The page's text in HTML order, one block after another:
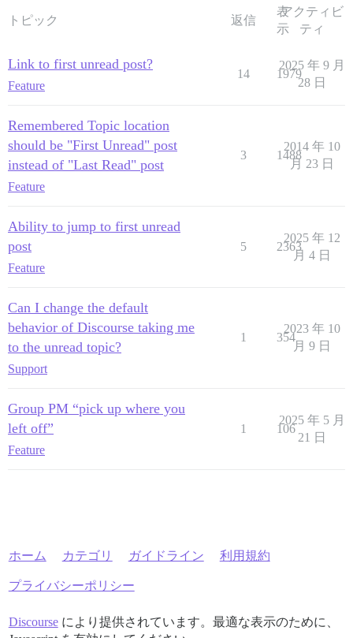
トピック 返信
表
示
アクティビ
ティ
Link to first unread post?
Feature
14 1979
2025 年 9 月
28 日
Remembered Topic location
should be "First Unread" post
instead of "Last Read" post
Feature
3 1488
2014 年 10
月 23 日
Ability to jump to first unread
post
Feature
5 2363
2025 年 12
月 4 日
Can I change the default
behavior of Discourse taking me
to the unread topic?
Support
1 354
2023 年 10
月 9 日
Group PM “pick up where you
left off”
Feature
1 106
2025 年 5 月
21 日
ホーム カテゴリ ガイドライン 利用規約
プライバシーポリシー
Discourseにより提供されています。最適な表示のために、